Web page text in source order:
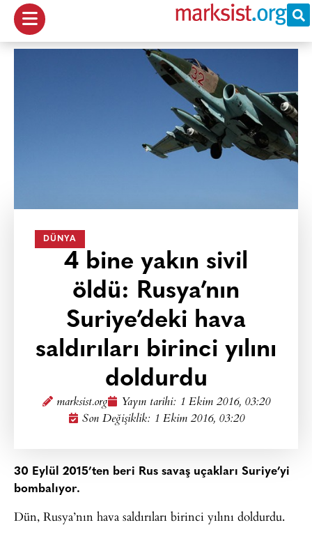
DÜNYA
4 bine yakın sivil
öldü: Rusya’nın
Suriye’deki hava
saldırıları birinci yılını
doldurdu
marksist.org Yayın tarihi: 1 Ekim 2016, 03:20
Son Değişiklik: 1 Ekim 2016, 03:20
30 Eylül 2015’ten beri Rus savaş uçakları Suriye’yi
bombalıyor.
Dün, Rusya’nın hava saldırıları birinci yılını doldurdu.